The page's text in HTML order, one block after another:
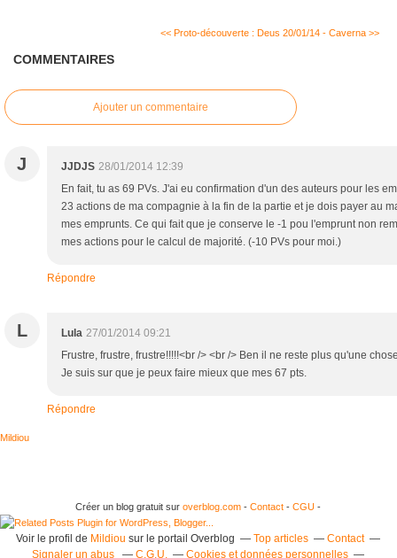
<< Proto-découverte : Deus 20/01/14 - Caverna >>
COMMENTAIRES
Ajouter un commentaire
J JJDJS 28/01/2014 12:39
En fait, tu as 69 PVs. J'ai eu confirmation d'un des auteurs pour les
23 actions de ma compagnie à la fin de la partie et je dois payer au
mes emprunts. Ce qui fait que je conserve le -1 pou l'emprunt non
mes actions pour le calcul de majorité. (-10 PVs pour moi.)
Répondre
L Lula 27/01/2014 09:21
Frustre, frustre, frustre!!!!!<br /> <br /> Ben il ne reste plus qu'une
Je suis sur que je peux faire mieux que mes 67 pts.
Répondre
Mildiou
Créer un blog gratuit suroverblog.com -Contact-CGU-
Voir le profil de Mildiou sur le portail Overblog Top articles
Contact
Signaler un abus
C.G.U. Cookies et données personnelles